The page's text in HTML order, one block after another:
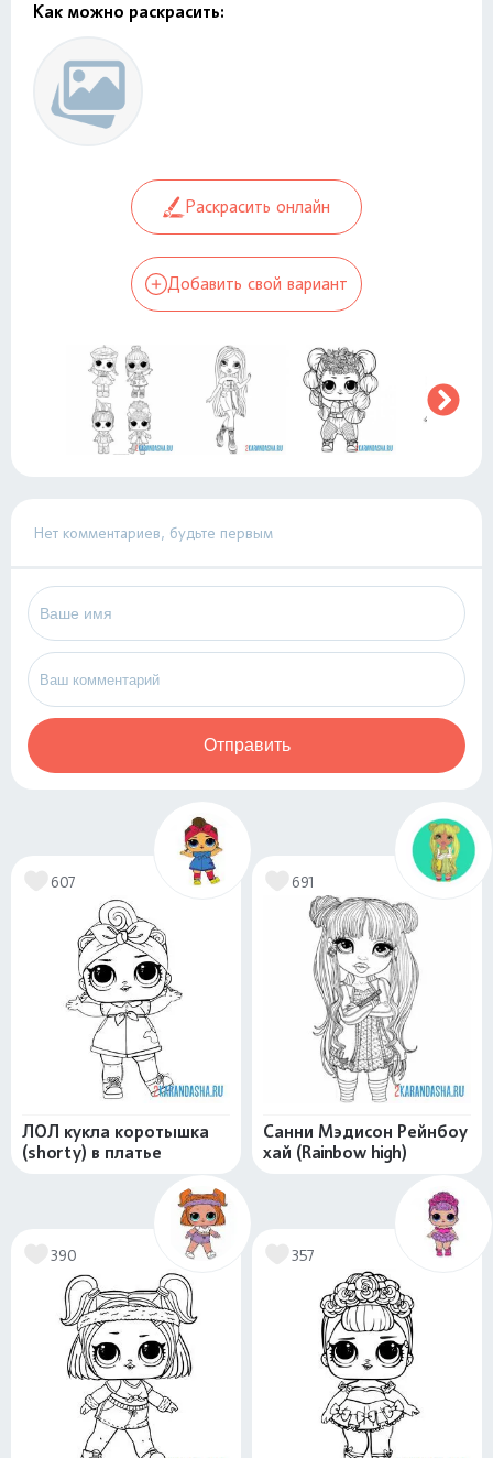
Как можно раскрасить:
Раскрасить онлайн
Добавить свой вариант
Нет комментариев, будьте первым
Отправить
607
ЛОЛ кукла коротышка
(shorty) в платье
691
Санни Мэдисон Рейнбоу
хай (Rainbow high)
390 357